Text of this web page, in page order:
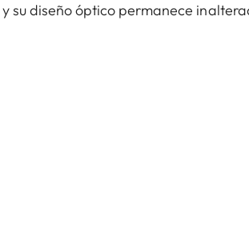
su diseño óptico permanece